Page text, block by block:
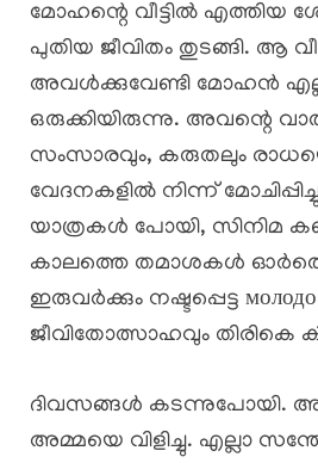
മോഹന്റെ വീട്ടിൽ എത്തിയ
പുതിയ ജീവിതം തുടങ്ങി. ആ
അവൾക്കുവേണ്ടി മോഹൻ
ഒരുക്കിയിരുന്നു. അവന്റെ
സംസാരവും, കരുതലും
വേദനകളിൽ നിന്ന്
യാത്രകൾ പോയി, സിനിമ
കാലത്തെ തമാശകൾ
ഇരുവർക്കും നഷ്ടപ്പെട്ട
ജീവിതോത്സാഹവും തിരികെ
ദിവസങ്ങൾ കടന്നുപോയി.
അമ്മയെ വിളിച്ചു. എല്ലാ